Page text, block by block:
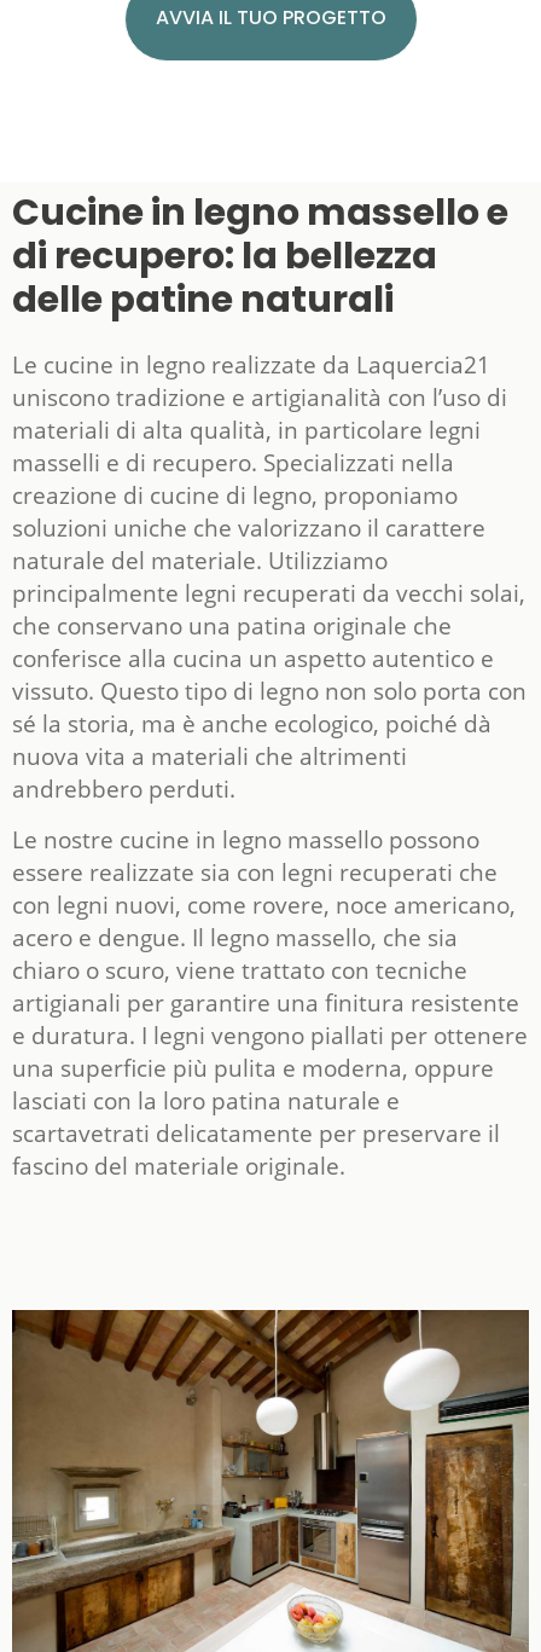
AVVIA IL TUO PROGETTO
Cucine in legno massello e
di recupero: la bellezza
delle patine naturali
Le cucine in legno realizzate da Laquercia21
uniscono tradizione e artigianalità con l’uso di
materiali di alta qualità, in particolare legni
masselli e di recupero. Specializzati nella
creazione di cucine di legno, proponiamo
soluzioni uniche che valorizzano il carattere
naturale del materiale. Utilizziamo
principalmente legni recuperati da vecchi solai,
che conservano una patina originale che
conferisce alla cucina un aspetto autentico e
vissuto. Questo tipo di legno non solo porta con
sé la storia, ma è anche ecologico, poiché dà
nuova vita a materiali che altrimenti
andrebbero perduti.
Le nostre cucine in legno massello possono
essere realizzate sia con legni recuperati che
con legni nuovi, come rovere, noce americano,
acero e dengue. Il legno massello, che sia
chiaro o scuro, viene trattato con tecniche
artigianali per garantire una finitura resistente
e duratura. I legni vengono piallati per ottenere
una superficie più pulita e moderna, oppure
lasciati con la loro patina naturale e
scartavetrati delicatamente per preservare il
fascino del materiale originale.